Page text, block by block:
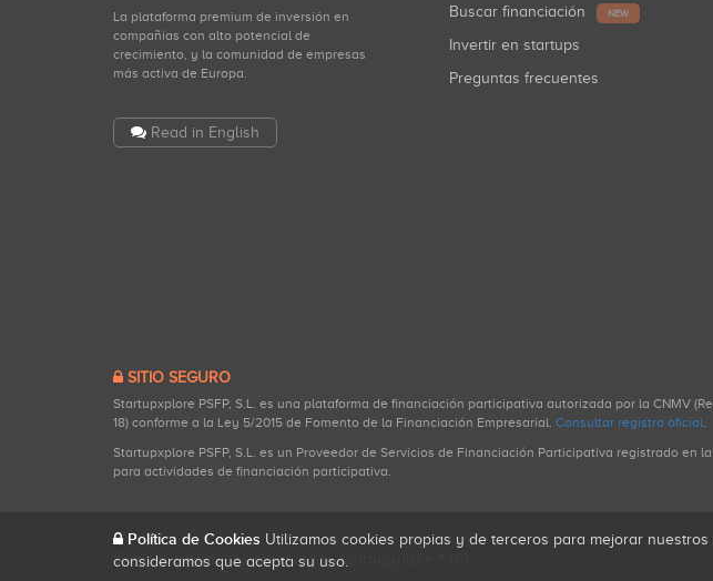
La plataforma premium de inversión en
compañías con alto potencial de
crecimiento, y la comunidad de empresas
más activa de Europa.
Read in English
Buscar financiación NEW
Invertir en startups
Preguntas frecuentes
SITIO SEGURO
Startupxplore PSFP, S.L. es una plataforma de financiación participativa autorizada por la CNMV
18) conforme a la Ley 5/2015 de Fomento de la Financiación Empresarial. Consultar registro oficial.
Startupxplore PSFP, S.L. es un Proveedor de Servicios de Financiación Participativa registrado en la
para actividades de financiación participativa.
Todos los derechos reservados. Startupxplore ® {0}.
Política de Cookies Utilizamos cookies propias y de terceros para mejorar
consideramos que acepta su uso.